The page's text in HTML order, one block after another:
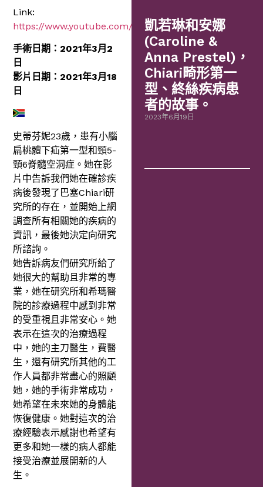
Link:
https://www.youtube.com/embed/dC4sJZQMQ7s
手術日期：2021年3月2
日
影片日期：2021年3月18
日
史蒂芬妮23歲，患有小腦
扁桃體下疝第一型和頸5-
頸6脊髓空洞症。她在影
片中告訴我們她在確診疾
病後發現了巴塞Chiari研
究所的存在，並開始上網
調查所有相關她的疾病的
資訊，最後她決定向研究
所諮詢。
她告訴病友們研究所給了
她很大的幫助且非常的專
業，她在研究所和希瑪醫
院的診療過程中感到非常
的受重視且非常安心。她
表示在這次的治療過程
中，她的主刀醫生，費醫
生，還有研究所其他的工
作人員都非常盡心的照顧
她，她的手術非常成功，
她希望在未來她的身體能
恢復健康。她對這次的治
療經驗表示感謝也希望有
更多和她一樣的病人都能
接受治療並展開新的人
生。
凱若琳和安娜
(Caroline &
Anna Prestel)，
Chiari畸形第一
型、終絲疾病患
者的故事。
2023年6月19日